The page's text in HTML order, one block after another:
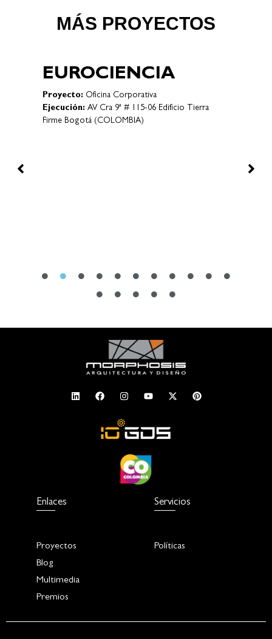
MÁS PROYECTOS
EUROCIENCIA
Proyecto: Oficina Corporativa
Ejecución: AV Cra 9ª # 115-06 Edificio Tierra
Firme Bogotá (COLOMBIA)
Enlaces
Proyectos
Blog
Multimedia
Premios
Servicios
Políticas